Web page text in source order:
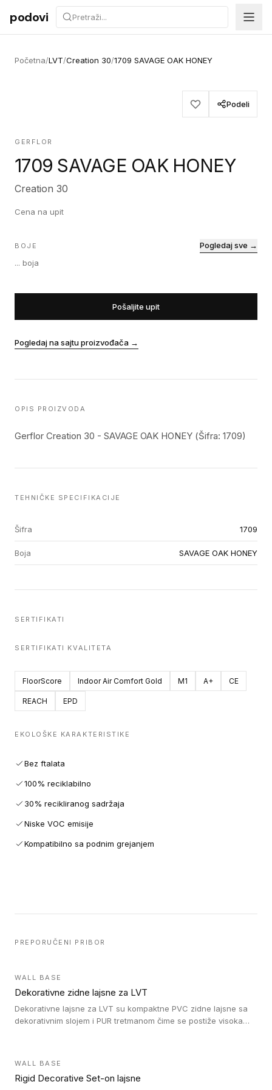
Preskoči na sadržaj
podovi
Početna/LVT/Creation 30/1709 SAVAGE OAK HONEY
Podeli
GERFLOR
1709 SAVAGE OAK HONEY
Creation 30
Cena na upit
BOJE
... boja
Pogledaj sve →
Pošaljite upit
Pogledaj na sajtu proizvođača →
OPIS PROIZVODA
Gerflor Creation 30 - SAVAGE OAK HONEY (Šifra: 1709)
TEHNIČKE SPECIFIKACIJE
Šifra 1709
Boja SAVAGE OAK HONEY
SERTIFIKATI
SERTIFIKATI KVALITETA
FloorScore Indoor Air Comfort Gold M1 A+ CE
REACH EPD
EKOLOŠKE KARAKTERISTIKE
Bez ftalata
100% reciklabilno
30% recikliranog sadržaja
Niske VOC emisije
Kompatibilno sa podnim grejanjem
PREPORUČENI PRIBOR
WALL BASE
Dekorativne zidne lajsne za LVT
Dekorativne lajsne za LVT su kompaktne PVC zidne lajsne sa
dekorativnim slojem i PUR tretmanom čime se postiže visoka
WALL BASE
Rigid Decorative Set-on lajsne